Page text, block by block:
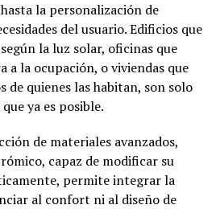
la personalización de
del usuario. Edificios que
la luz solar, oficinas que
a la ocupación, o viviendas que
de quienes las habitan, son solo
ya es posible.
de materiales avanzados,
capaz de modificar su
permite integrar la
al confort ni al diseño de